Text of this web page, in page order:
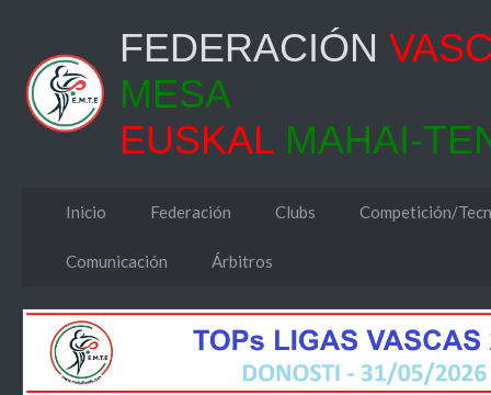
FEDERACIÓN
MESA
EUSKAL MAHAI-
Inicio Federación Clubs Competición/
Comunicación Árbitros